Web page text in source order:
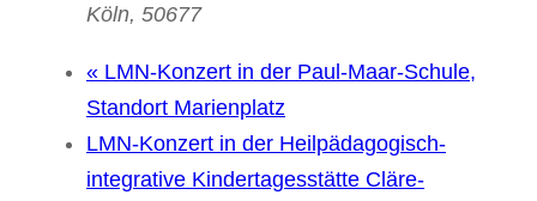
Köln, 50677
« LMN-Konzert in der Paul-Maar-Schule,
Standort Marienplatz
LMN-Konzert in der Heilpädagogisch-
integrative Kindertagesstätte Cläre-